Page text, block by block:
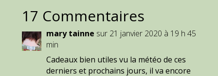
17 Commentaires
mary tainne sur 21 janvier 2020 à 19 h 45
min
Cadeaux bien utiles vu la météo de ces
derniers et prochains jours, il va encore